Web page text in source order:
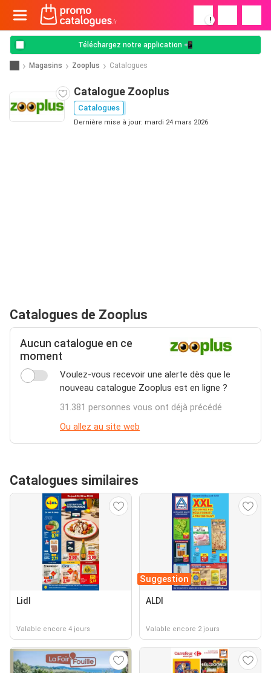
!
Téléchargez notre application 📲
Magasins Zooplus Catalogues
Catalogue Zooplus
Catalogues
Dernière mise à jour: mardi 24 mars 2026
Catalogues de Zooplus
Aucun catalogue en ce
moment
Voulez-vous recevoir une alerte dès que le
nouveau catalogue Zooplus est en ligne ?
31.381 personnes vous ont déjà précédé
Ou allez au site web
Catalogues similaires
Lidl
Valable encore 4 jours
Suggestion
ALDI
Valable encore 2 jours